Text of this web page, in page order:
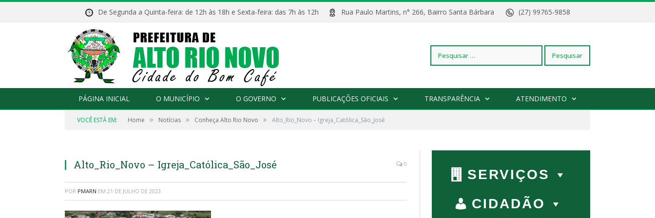
De Segunda a Quinta-feira: de 12h às 18h e Sexta-feira: das 7h às 12h Rua Paulo Martins, n° 266, Bairro Santa Bárbara (27) 99765-9858
Pesquisar
PÁGINA INICIAL O MUNICÍPIO O GOVERNO PUBLICAÇÕES OFICIAIS TRANSPARÊNCIA ATENDIMENTO
VOCÊ ESTÁ EM: Home » Notícias » Conheça Alto Rio Novo » Alto_Rio_Novo – Igreja_Católica_São_José
Alto_Rio_Novo – Igreja_Católica_São_José 0
POR PMARN EM 21 DE JULHO DE 2023
SERVIÇOS
CIDADÃO